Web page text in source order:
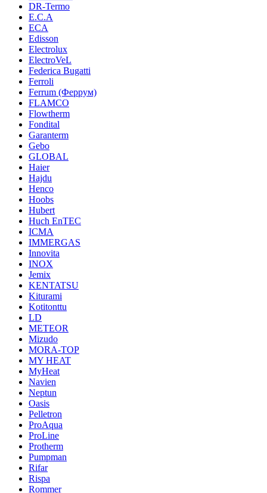
DR-Termo
E.C.A
ECA
Edisson
Electrolux
ElectroVeL
Federica Bugatti
Ferroli
Ferrum (Феррум)
FLAMCO
Flowtherm
Fondital
Garanterm
Gebo
GLOBAL
Haier
Hajdu
Henco
Hoobs
Hubert
Huch EnTEC
ICMA
IMMERGAS
Innovita
INOX
Jemix
KENTATSU
Kiturami
Kotitonttu
LD
METEOR
Mizudo
MORA-TOP
MY HEAT
MyHeat
Navien
Neptun
Oasis
Pelletron
ProAqua
ProLine
Protherm
Pumpman
Rifar
Rispa
Rommer